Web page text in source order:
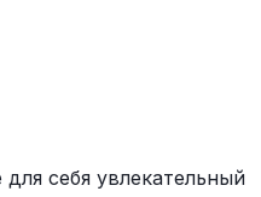
себя увлекательный